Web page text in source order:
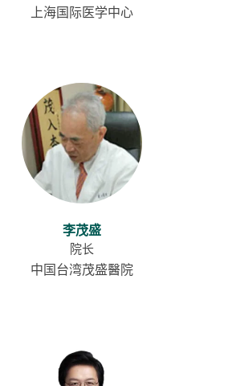
上海国际医学中心
李茂盛
院长
中国台湾茂盛醫院